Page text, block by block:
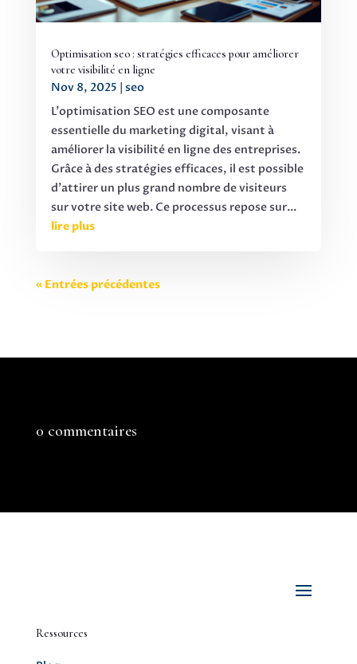
Optimisation seo : stratégies efficaces pour améliorer
votre visibilité en ligne
Nov 8, 2025 | seo
L'optimisation SEO est une composante
essentielle du marketing digital, visant à
améliorer la visibilité en ligne des entreprises.
Grâce à des stratégies efficaces, il est possible
d'attirer un plus grand nombre de visiteurs
sur votre site web. Ce processus repose sur...
lire plus
« Entrées précédentes
0 commentaires
Ressources